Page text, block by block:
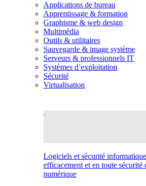
Applications de bureau
Apprentissage & formation
Graphisme & web design
Multimédia
Outils & utilitaires
Sauvegarde & image système
Serveurs & professionnels IT
Systèmes d’exploitation
Sécurité
Virtualisation
Logiciels et sécurité
efficacement et en toute sécurité
numérique